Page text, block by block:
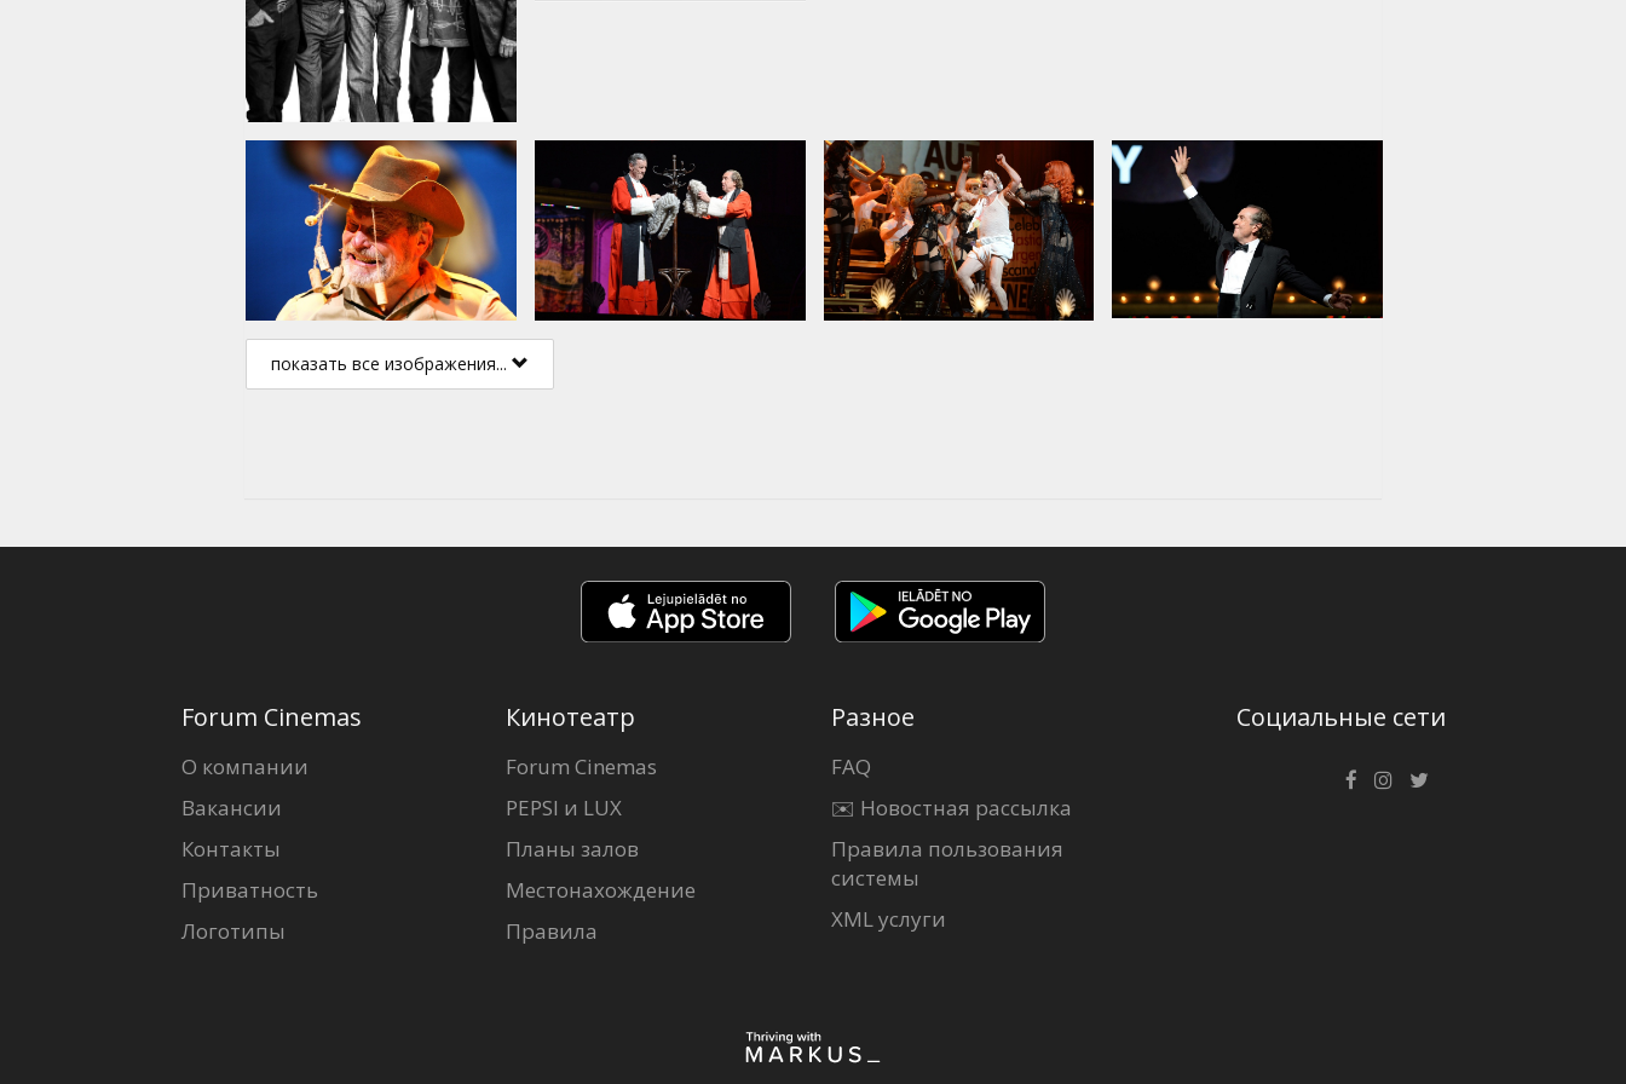
в последнем слезливом, веселом, шумном, бурном прощании с
пятью оставшимися Pythons на их пути к вечности на большом
экране, в HD.
Мероприятия на английском языке.
показать все изображения...
Forum Cinemas
О компании
Вакансии
Контакты
Приватность
Логотипы
Кинотеатр
Forum Cinemas
PEPSI и LUX
Планы залов
Местонахождение
Правила
Разное
FAQ
✉️ Новостная рассылка
Правила пользования
системы
XML услуги
Социальные сети